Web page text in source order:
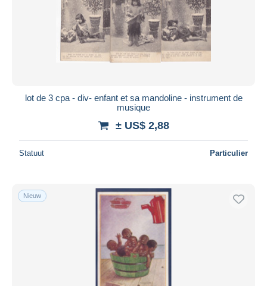
lot de 3 cpa - div- enfant et sa mandoline - instrument de
musique
± US$ 2,88
Statuut Particulier
Nieuw